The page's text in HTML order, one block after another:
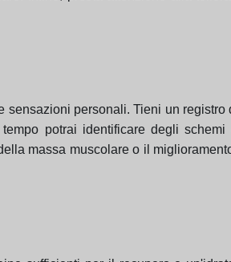
personali. Tieni un registro
potrai identificare degli
massa muscolare o il